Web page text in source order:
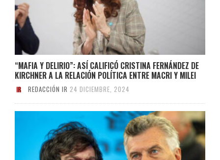
“MAFIA Y DELIRIO”: ASÍ CALIFICÓ CRISTINA FERNÁNDEZ DE
KIRCHNER A LA RELACIÓN POLÍTICA ENTRE MACRI Y MILEI
REDACCIÓN IR 24 DICIEMBRE, 2024